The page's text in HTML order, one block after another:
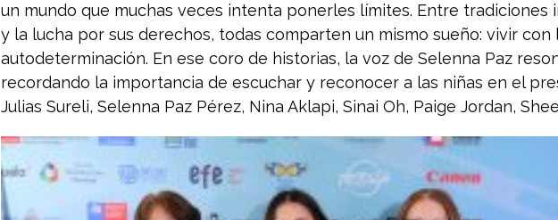
un mundo que muchas veces intenta ponerles límites. Entre tradiciones
y la lucha por sus derechos, todas comparten un mismo sueño: vivir
autodeterminación. En ese coro de historias, la voz de Selenna Paz
recordando la importancia de escuchar y reconocer a las niñas en el
Julias Sureli, Selenna Paz Pérez, Nina Aklapi, Sinai Oh, Paige Jordan,